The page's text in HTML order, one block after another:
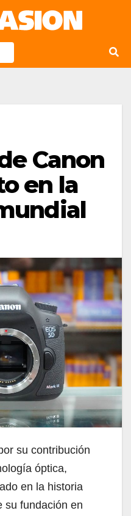
Canon
en la
su contribución
óptica,
en la historia
su fundación en